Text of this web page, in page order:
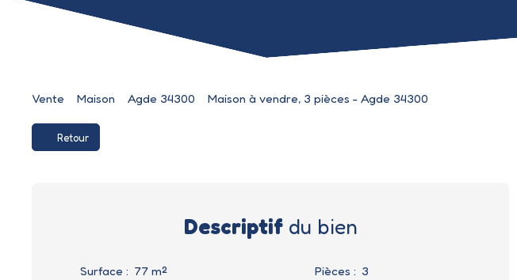
Vente Maison Agde 34300 Maison à vendre, 3 pièces - Agde 34300
Retour
Descriptifdu bien
Surface : 77 m² Pièces : 3